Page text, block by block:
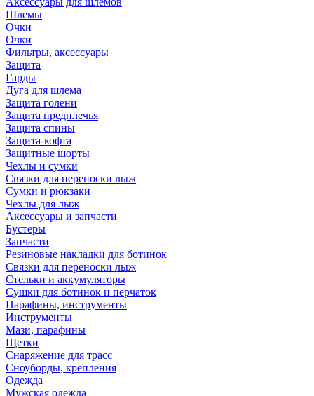
Шлемы
Очки
Очки
Фильтры, аксессуары
Защита
Гарды
Дуга для шлема
Защита голени
Защита предплечья
Защита спины
Защита-кофта
Защитные шорты
Чехлы и сумки
Связки для переноски лыж
Сумки и рюкзаки
Чехлы для лыж
Аксессуары и запчасти
Бустеры
Запчасти
Резиновые накладки для ботинок
Связки для переноски лыж
Стельки и аккумуляторы
Сушки для ботинок и перчаток
Парафины, инструменты
Инструменты
Мази, парафины
Щетки
Снаряжение для трасс
Сноуборды, крепления
Одежда
Мужская одежда